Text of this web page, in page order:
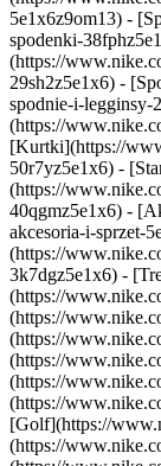
5e1x6z9om13) -
spodenki-
(https://
29sh2z5e1x6) -
spodnie-i-legginsy-
(https://
[Kurtki](https://
50r7yz5e1x6) -
(https://
40qgmz5e1x6) -
akcesoria-i-sprzet-
(https://
3k7dgz5e1x6) -
(https://
(https://
(https://
(https://
(https://
(https://
[Golf](https://
(https://